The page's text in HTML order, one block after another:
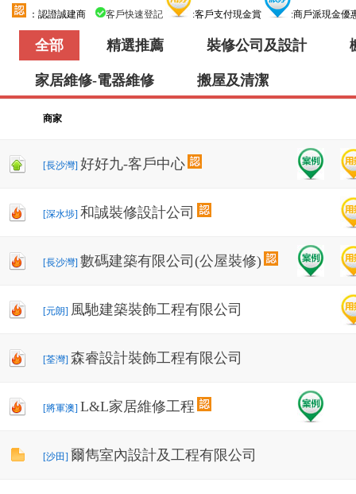
：認證誠建商 客戶快速登記 :客戶支付現金賞 :商戶派現金
全部 精選推薦 裝修公司及設計
家居維修-電器維修 搬屋及清潔
商家
[長沙灣] 好好九-客戶中心
[深水埗] 和誠裝修設計公司
[長沙灣] 數碼建築有限公司(公屋裝修)
[元朗] 風馳建築裝飾工程有限公司
[荃灣] 森睿設計裝飾工程有限公司
[將軍澳] L&L家居維修工程
[沙田] 爾雋室內設計及工程有限公司